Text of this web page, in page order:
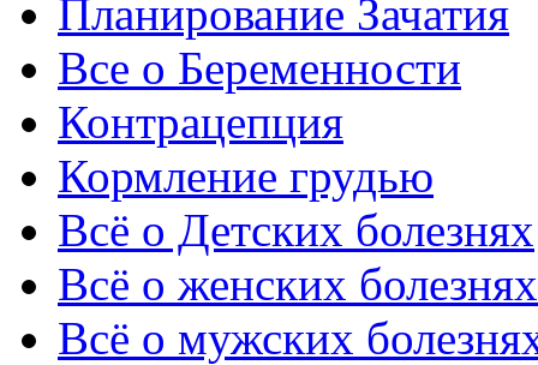
Планирование Зачатия
Все о Беременности
Контрацепция
Кормление грудью
Всё о Детских болезнях
Всё о женских болезнях
Всё о мужских